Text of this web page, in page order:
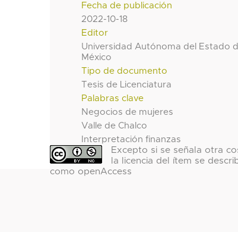
Fecha de publicación
2022-10-18
Editor
Universidad Autónoma del Estado
México
Tipo de documento
Tesis de Licenciatura
Palabras clave
Negocios de mujeres
Valle de Chalco
Interpretación finanzas
Excepto si se señala otra
la licencia del ítem se
como openAccess